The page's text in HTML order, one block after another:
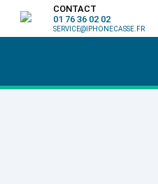
CONTACT
01 76 36 02 02
SERVICE@IPHONECASSE.FR